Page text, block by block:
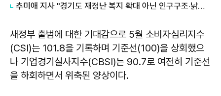
추미애 지사 "경기도 재정난 복지 확대 아닌 인구구조·낡은 세수체계 문제"
새정부 출범에 대한 기대감으로 5월 소비자심리지수
(CSI)는 101.8을 기록하며 기준선(100)을 상회했으
나 기업경기실사지수(CBSI)는 90.7로 여전히 기준선
을 하회하면서 위축된 양상이다.